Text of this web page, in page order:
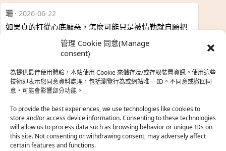
管理 Cookie 同意(Manage
consent)
為提供最佳使用體驗，本站使用 Cookie 來儲存及/或存取裝置資訊。使用這些
技術即表示您同意資料處理，包括瀏覽行為或網站唯一 ID。不同意或撤回同
意，可能會影響部分功能。
To provide the best experiences, we use technologies like cookies to
store and/or access device information. Consenting to these technologies
will allow us to process data such as browsing behavior or unique IDs on
this site. Not consenting or withdrawing consent, may adversely affect
certain features and functions.
珊· 2026-06-22
如果真的打從心底厭惡，怎麼可能只是被情勒就自願把
熱帶魚·2026-06-22
之前看到網路上有人說灰二自私情勒大家陪他圓夢，但
真…
於『強風吹拂』
珊· 2026-06-18